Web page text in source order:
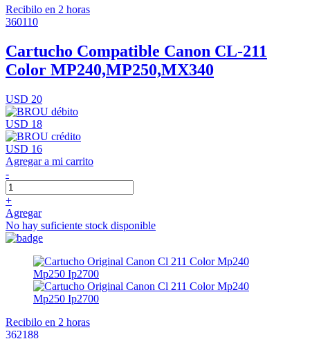
Recibilo en 2 horas
360110
Cartucho Compatible Canon CL-211
Color MP240,MP250,MX340
USD 20
USD 18
USD 16
Agregar a mi carrito
-
+
Agregar
No hay suficiente stock disponible
Recibilo en 2 horas
362188